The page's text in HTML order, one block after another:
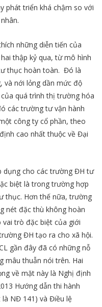
phát triển khá chậm so với
những diễn tiến của
thập kỷ qua, từ mô hình
thục hoàn toàn. Đó là
và nới lỏng dần mức độ
quá trình thị trường hóa
các trường tư vận hành
công ty cổ phần, theo
cao nhất thuộc về Đại
dụng cho các trường ĐH tư
biệt là trong trường hợp
thục. Hơn thế nữa, trường
nét đặc thù không hoàn
vai trò đặc biệt của giới
ĐH tạo ra cho xã hội.
gần đây đã có những nỗ
mâu thuẫn nói trên. Hai
về mặt này là Nghị định
Hướng dẫn thi hành
NĐ 141) và Điều lệ